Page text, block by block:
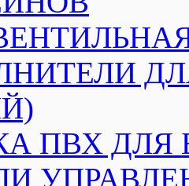
ПВХ ДЛЯ